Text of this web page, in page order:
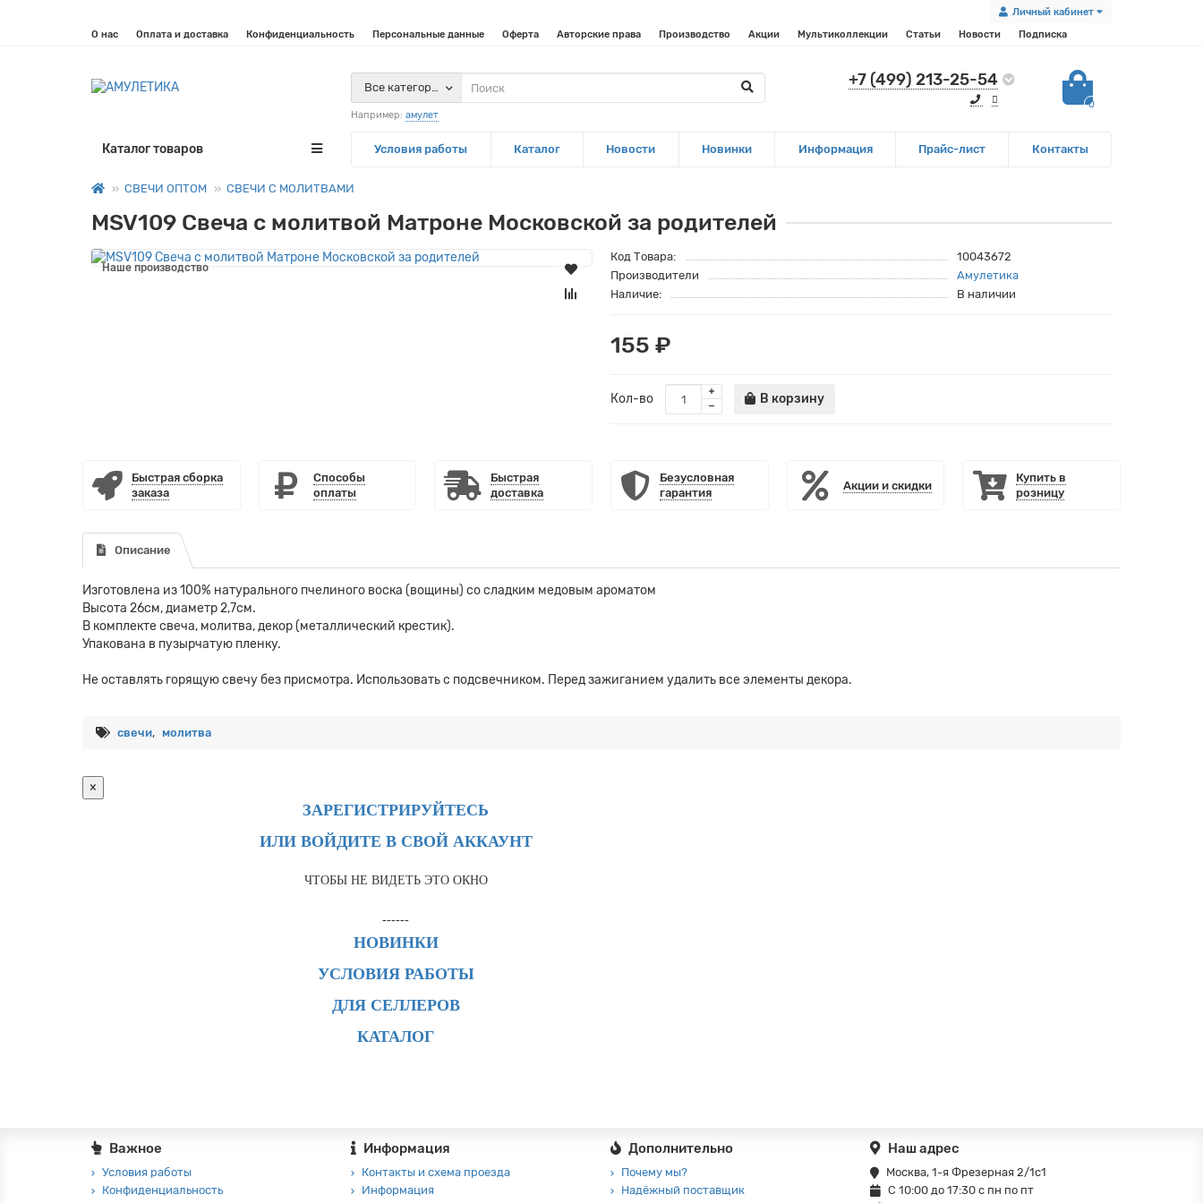
Личный кабинет
О нас
Оплата и доставка Конфиденциальность Персональные данные Оферта Авторские права Производство Акции Мультиколлекции Статьи Новости Подписка
+7 (499) 213-25-54
0
Все категории
Например: амулет
Каталог товаров Условия работы Каталог Новости Новинки Информация Прайс-лист Контакты
СВЕЧИ ОПТОМ СВЕЧИ С МОЛИТВАМИ
MSV109 Свеча с молитвой Матроне Московской за родителей
Наше производство
Код Товара:
10043672
Производители
Амулетика
Наличие:
В наличии
155 ₽
Кол-во В корзину
Быстрая сборка
заказа
Способы
оплаты
Быстрая
доставка
Безусловная
гарантия
Акции и скидки
Купить в
розницу
Описание
Изготовлена из 100% натурального пчелиного воска (вощины) со сладким медовым ароматом
Высота 26см, диаметр 2,7см.
В комплекте свеча, молитва, декор (металлический крестик).
Упакована в пузырчатую пленку.
Не оставлять горящую свечу без присмотра. Использовать с подсвечником. Перед зажиганием удалить все элементы декора.
свечи, молитва
×
ЗАРЕГИСТРИРУЙТЕСЬ
ИЛИ ВОЙДИТЕ В СВОЙ АККАУНТ
ЧТОБЫ НЕ ВИДЕТЬ ЭТО ОКНО
------
НОВИНКИ
УСЛОВИЯ РАБОТЫ
ДЛЯ СЕЛЛЕРОВ
КАТАЛОГ
Важное
Условия работы
Конфиденциальность
Информация
Контакты и схема проезда
Информация
Дополнительно
Почему мы?
Надёжный поставщик
Наш адрес
Москва, 1-я Фрезерная 2/1с1
С 10:00 до 17:30 с пн по пт